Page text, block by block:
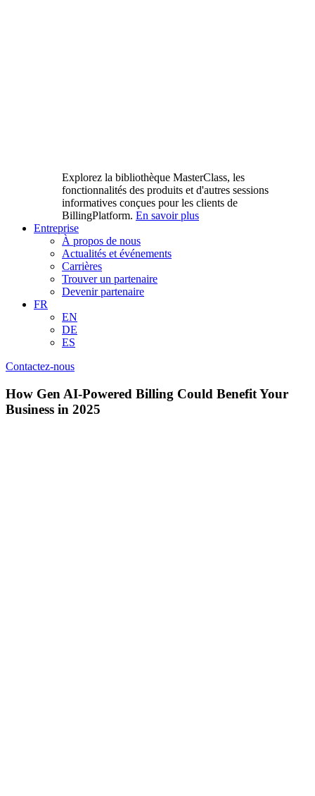
Explorez la bibliothèque MasterClass, les
fonctionnalités des produits et d'autres sessions
informatives conçues pour les clients de
BillingPlatform. En savoir plus
Entreprise
À propos de nous
Actualités et événements
Carrières
Trouver un partenaire
Devenir partenaire
FR
EN
DE
ES
Contactez-nous
How Gen AI-Powered Billing Could Benefit Your
Business in 2025